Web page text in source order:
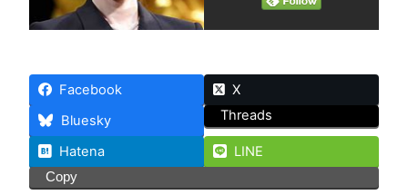
Facebook
X
Bluesky
Threads
Hatena LINE
Copy